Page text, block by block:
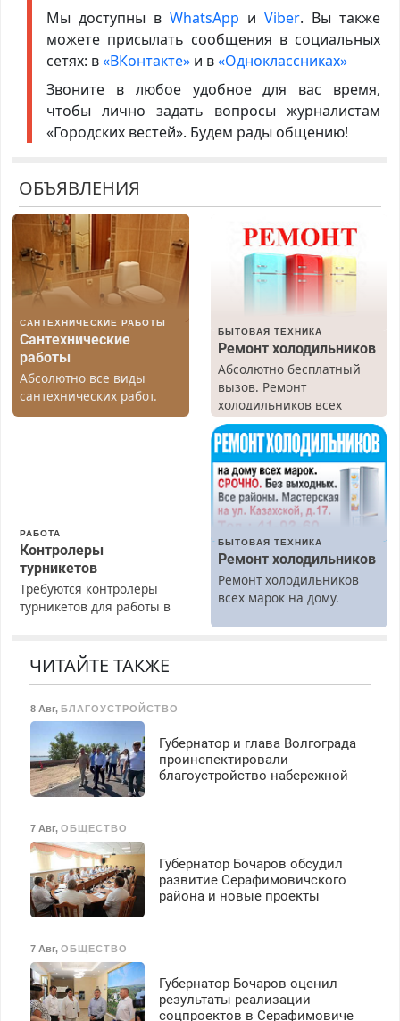
Мы доступны в WhatsApp иViber. Вы также
можете присылать сообщения в социальных
сетях: в«ВКонтакте»и в«Одноклассниках»
Звоните в любое удобное для вас время,
чтобы лично задать вопросы журналистам
«Городских вестей». Будем рады общению!
ОБЪЯВЛЕНИЯ
САНТЕХНИЧЕСКИЕ РАБОТЫ
Сантехнические
работы
Абсолютно все виды
сантехнических работ.
Быстро. Качественно.
БЫТОВАЯ ТЕХНИКА
Ремонт холодильников
Абсолютно бесплатный
вызов. Ремонт
холодильников всех
марок на дому, с
гарантией. Все р-ны.
Срочно. Без выходных.
Пенсионерам – скидки до
40%. Мастер со стажем.
РАБОТА
Контролеры
турникетов
Требуются контролеры
турникетов для работы в
Прием по ТК РФ. График
работы любой.
З/п – до 96000 рублей до
вычета налогов.
Ежемесячно
выплачивается денежная
премия. Возможно
бесплатное обучение,
получение документов,
работа инспектором по
транспортной
безопасности с з/п до
125000 руб.
БЫТОВАЯ ТЕХНИКА
Ремонт холодильников
Ремонт холодильников
всех марок на дому.
ЧИТАЙТЕ ТАКЖЕ
8 Авг, БЛАГОУСТРОЙСТВО
Губернатор и глава Волгограда
проинспектировали
благоустройство набережной
7 Авг, ОБЩЕСТВО
Губернатор Бочаров обсудил
развитие Серафимовичского
района и новые проекты
7 Авг, ОБЩЕСТВО
Губернатор Бочаров оценил
результаты реализации
соцпроектов в Серафимовиче